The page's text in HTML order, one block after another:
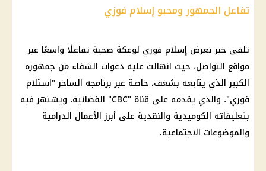
تفاعل الجمهور ومحبو إسلام فوزي
تلقى خبر تعرض إسلام فوزي لوعكة صحية تفاعلًا واسعًا عبر
مواقع التواصل، حيث انهالت عليه دعوات الشفاء من جمهوره
الكبير الذي يتابعه بشغف، خاصة عبر برنامجه الساخر "استلام
فوري"، والذي يقدمه على قناة "CBC" الفضائية، ويشتهر فيه
بتعليقاته الكوميدية والنقدية على أبرز الأعمال الدرامية
والموضوعات الاجتماعية.